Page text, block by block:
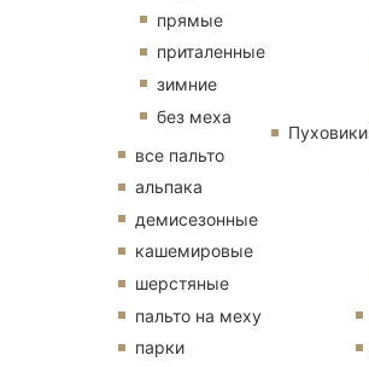
прямые
приталенные
зимние
без меха
все пальто
альпака
демисезонные
кашемировые
шерстяные
пальто на меху
парки
Пуховики